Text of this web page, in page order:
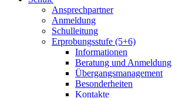
Ansprechpartner
Anmeldung
Schulleitung
Erprobungsstufe (5+6)
Informationen
Beratung und Anmeldung
Übergangsmanagement
Besonderheiten
Kontakte